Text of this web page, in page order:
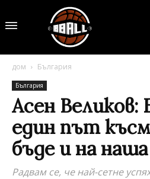
дом България
България
Асен Великов:
един път
бъде и на
Радвам се, че най-сетне